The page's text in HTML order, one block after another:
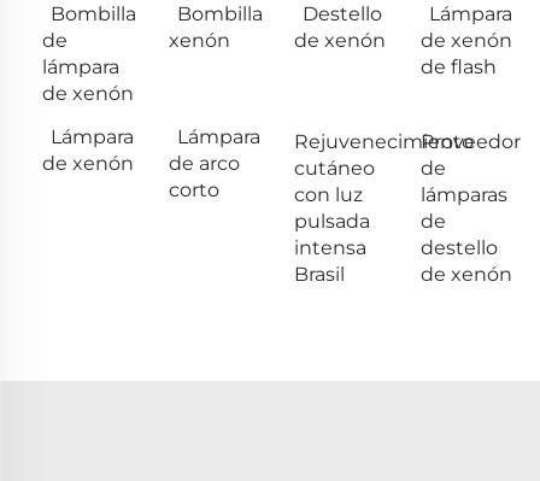
Bombilla
de
lámpara
de xenón
Bombilla
xenón
Destello
de xenón
Lámpara
de xenón
de flash
Lámpara
de xenón
Lámpara
de arco
corto
Rejuvenecimiento
cutáneo
con luz
pulsada
intensa
Brasil
Proveedor
de
lámparas
de
destello
de xenón